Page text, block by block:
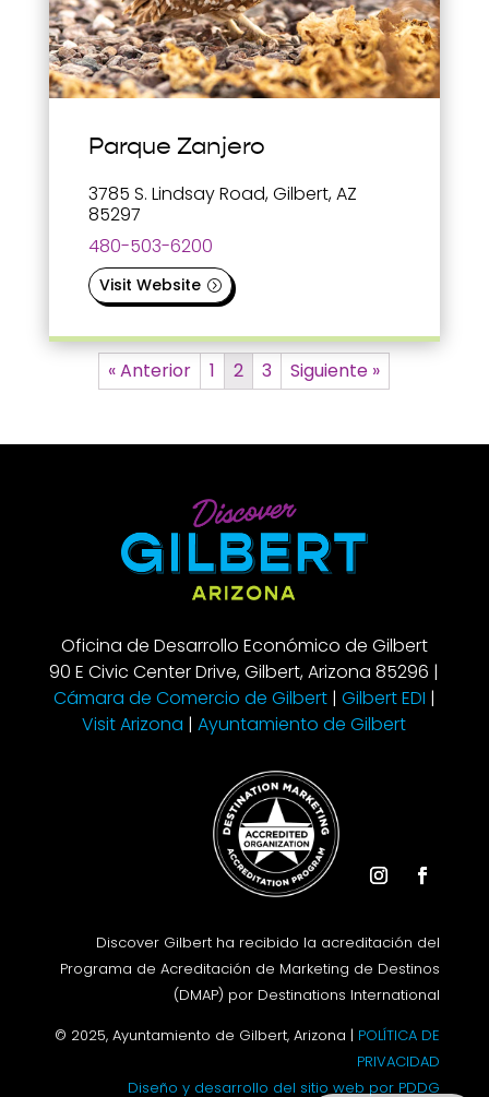
Parque Zanjero
3785 S. Lindsay Road, Gilbert, AZ
85297
480-503-6200
Visit Website
« Anterior 1 2 3 Siguiente »
Oficina de Desarrollo Económico de Gilbert
90 E Civic Center Drive, Gilbert, Arizona 85296 |
Cámara de Comercio de Gilbert| Gilbert EDI |
Visit Arizona |Ayuntamiento de Gilbert
Discover Gilbert ha recibido la acreditación del
Programa de Acreditación de Marketing de Destinos
(DMAP) por Destinations International
© 2025, Ayuntamiento de Gilbert, Arizona | POLÍTICA DE
PRIVACIDAD
Diseño y desarrollo del sitio web por PDDG